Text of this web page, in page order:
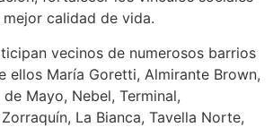
calidad de vida.
vecinos de numerosos barrios
ellos María Goretti, Almirante Brown,
Mayo, Nebel, Terminal,
La Bianca, Tavella Norte,